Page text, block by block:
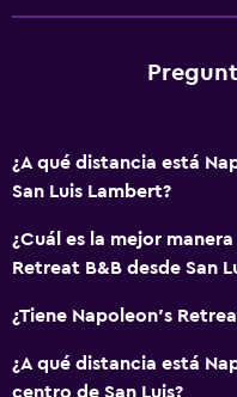
¿A qué distancia está
San Luis Lambert?
¿Cuál es la mejor
Retreat B&B desde San
¿Tiene Napoleon's
¿A qué distancia está
centro de San Luis?